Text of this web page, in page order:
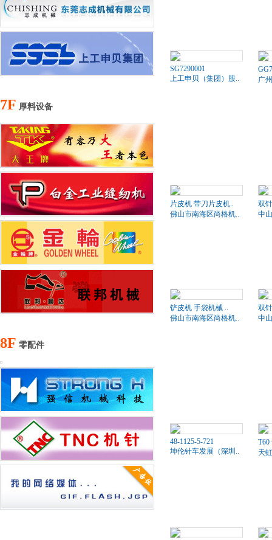
SG7290001
上工申贝（集团）股..
广
7F 厚料设备
片皮机 带刀片皮机..
佛山市南海区尚格机..
双
中
铲皮机 手袋机械 ..
佛山市南海区尚格机..
双
中
8F 零配件
48-1125-5-721
坤伦针车发展（深圳..
T60
天